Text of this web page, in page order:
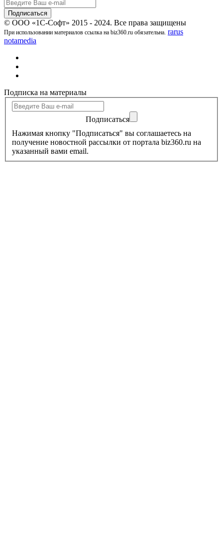
© ООО «1С-Софт» 2015 - 2024. Все права защищены
При использовании материалов ссылка на biz360.ru обязательна. rarus
notamedia
Подписка на материалы
Подписаться
Нажимая кнопку "Подписаться" вы соглашаетесь на
получение новостной рассылки от портала biz360.ru на
указанный вами email.